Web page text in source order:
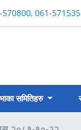
570800, 061-571535
समितिहरु